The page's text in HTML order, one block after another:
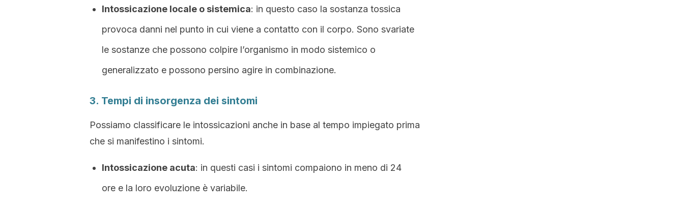
Intossicazione locale o sistemica: in questo caso la sostanza tossica
provoca danni nel punto in cui viene a contatto con il corpo. Sono svariate
le sostanze che possono colpire l’organismo in modo sistemico o
generalizzato e possono persino agire in combinazione.
3. Tempi di insorgenza dei sintomi
Possiamo classificare le intossicazioni anche in base al tempo impiegato prima
che si manifestino i sintomi.
Intossicazione acuta: in questi casi i sintomi compaiono in meno di 24
ore e la loro evoluzione è variabile.